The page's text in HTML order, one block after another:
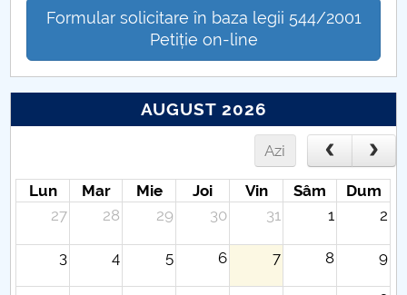
Formular solicitare în baza legii 544/2001
Petiție on-line
AUGUST 2026
Azi
Lun Mar Mie Joi Vin Sâm
Dum
27
28 29 30 31 1 2
3 4 5 6 7 8 9